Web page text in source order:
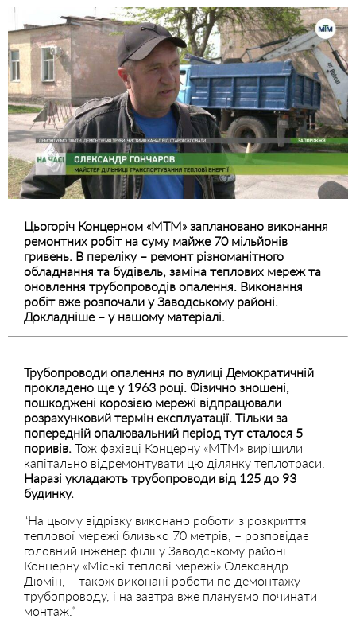
Цьогоріч Концерном «МТМ» заплановано виконання
ремонтних робіт на суму майже 70 мільйонів
гривень. В переліку – ремонт різноманітного
обладнання та будівель, заміна теплових мереж та
оновлення трубопроводів опалення. Виконання
робіт вже розпочали у Заводському районі.
Докладніше – у нашому матеріалі.
Трубопроводи опалення по вулиці Демократичній
прокладено ще у 1963 році. Фізично зношені,
пошкоджені корозією мережі відпрацювали
розрахунковий термін експлуатації. Тільки за
попередній опалювальний період тут сталося 5
поривів. Тож фахівці Концерну «МТМ» вирішили
капітально відремонтувати цю ділянку теплотраси.
Наразі укладають трубопроводи від 125 до 93
будинку.
“На цьому відрізку виконано роботи з розкриття
теплової мережі близько 70 метрів, – розповідає
головний інженер філії у Заводському районі
Концерну «Міські теплові мережі» Олександр
Дюмін, – також виконані роботи по демонтажу
трубопроводу, і на завтра вже плануємо починати
монтаж.”